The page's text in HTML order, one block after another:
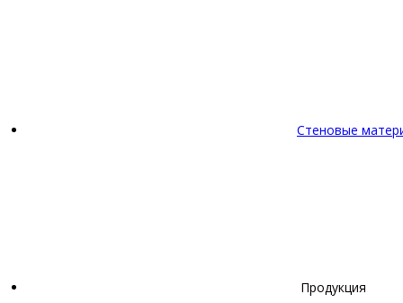
Стеновые
Продукция